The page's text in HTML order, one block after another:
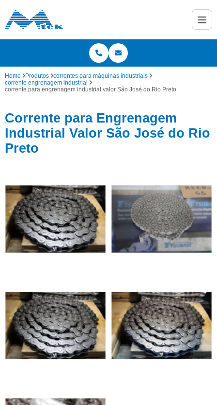
Home Produtos
correntes para máquinas industriais
corrente engrenagem industrial
corrente para engrenagem industrial valor São José do Rio Preto
Corrente para Engrenagem
Industrial Valor São José do Rio
Preto